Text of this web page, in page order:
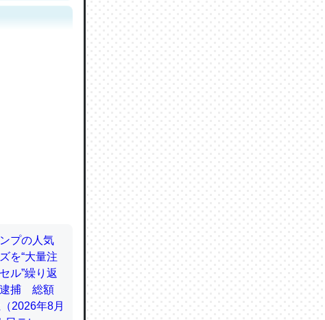
ので貴重
ほど分かり
ム分はエビ